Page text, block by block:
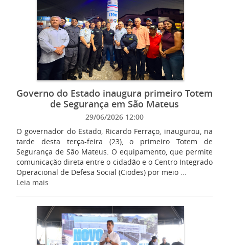
Governo do Estado inaugura primeiro Totem
de Segurança em São Mateus
29/06/2026 12:00
O governador do Estado, Ricardo Ferraço, inaugurou, na
tarde desta terça-feira (23), o primeiro Totem de
Segurança de São Mateus. O equipamento, que permite
comunicação direta entre o cidadão e o Centro Integrado
Operacional de Defesa Social (Ciodes) por meio ...
Leia mais